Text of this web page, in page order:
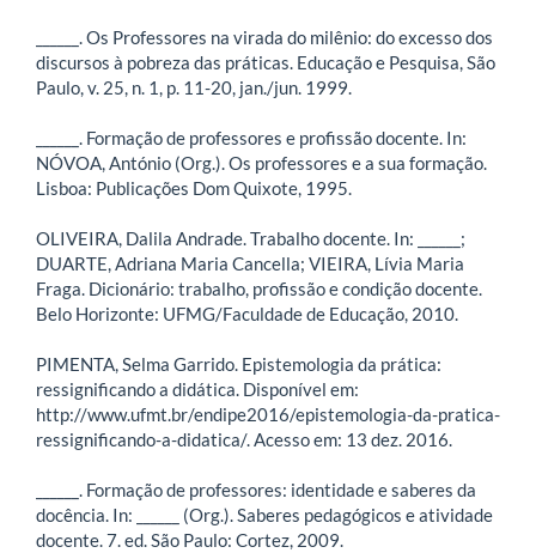
______. Os Professores na virada do milênio: do excesso dos
discursos à pobreza das práticas. Educação e Pesquisa, São
Paulo, v. 25, n. 1, p. 11-20, jan./jun. 1999.
______. Formação de professores e profissão docente. In:
NÓVOA, António (Org.). Os professores e a sua formação.
Lisboa: Publicações Dom Quixote, 1995.
OLIVEIRA, Dalila Andrade. Trabalho docente. In: ______;
DUARTE, Adriana Maria Cancella; VIEIRA, Lívia Maria
Fraga. Dicionário: trabalho, profissão e condição docente.
Belo Horizonte: UFMG/Faculdade de Educação, 2010.
PIMENTA, Selma Garrido. Epistemologia da prática:
ressignificando a didática. Disponível em:
http://www.ufmt.br/endipe2016/epistemologia-da-pratica-
ressignificando-a-didatica/. Acesso em: 13 dez. 2016.
______. Formação de professores: identidade e saberes da
docência. In: ______ (Org.). Saberes pedagógicos e atividade
docente. 7. ed. São Paulo: Cortez, 2009.